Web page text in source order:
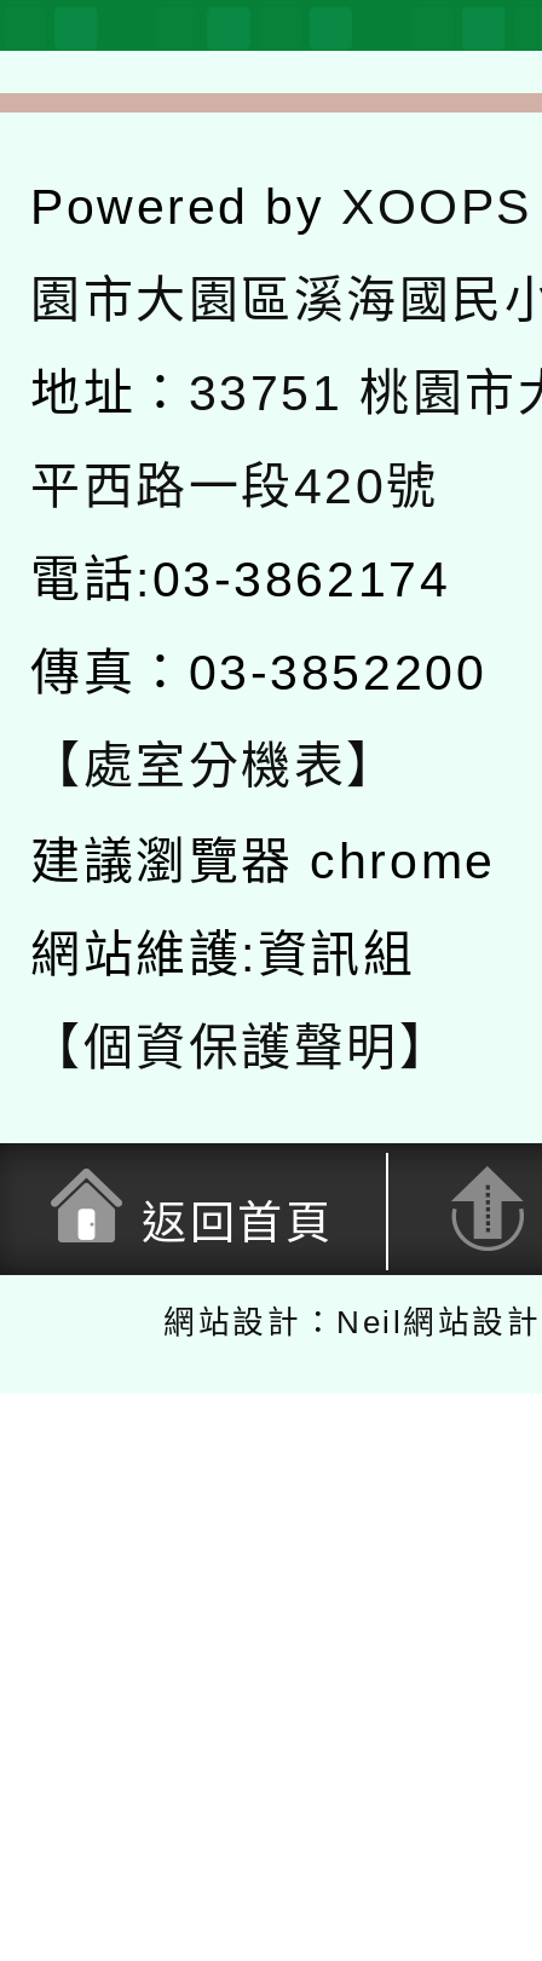
Powered by XOOPS
園市大園區溪海國民
地址： 33751 桃園市
平西路一段420號
電話:03-3862174
傳真：03-3852200
【處室分機表】
建議瀏覽器 chrome
網站維護:資訊組
【個資保護聲明】
返回首頁
網站設計：Neil網站設